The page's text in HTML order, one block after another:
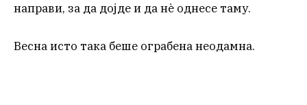
направи, за да дојде и да нè однесе таму.
Весна исто така беше ограбена неодамна.